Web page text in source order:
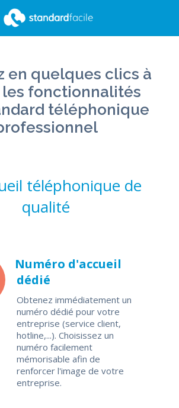
en quelques clics à
fonctionnalités
téléphonique
téléphonique de
qualité
Numéro d'accueil
dédié
Obtenez immédiatement un
numéro dédié pour votre
entreprise (service client,
hotline,...). Choisissez un
numéro facilement
mémorisable afin de
renforcer l'image de votre
entreprise.